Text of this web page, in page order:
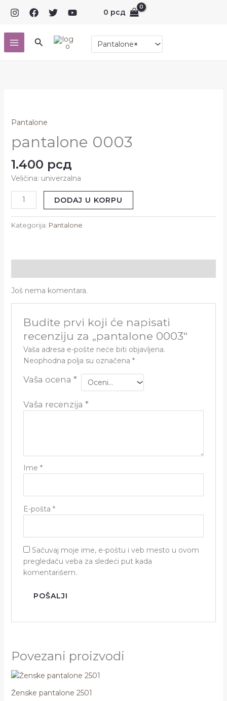
0 рсд
Pretraga ×
Pantalone
Pantalone
pantalone 0003
1.400 рсд
Veličina: univerzalna
količina
DODAJ U KORPU
Kategorija: Pantalone
Još nema komentara.
Budite prvi koji će napisati
recenziju za „pantalone 0003“
Vaša adresa e-pošte neće biti objavljena.
Neophodna polja su označena *
Vaša ocena *
Vaša recenzija *
Ime *
E-pošta *
Sačuvaj moje ime, e-poštu i veb mesto u ovom
pregledaču veba za sledeći put kada
komentarišem.
Povezani proizvodi
Ženske pantalone 2501